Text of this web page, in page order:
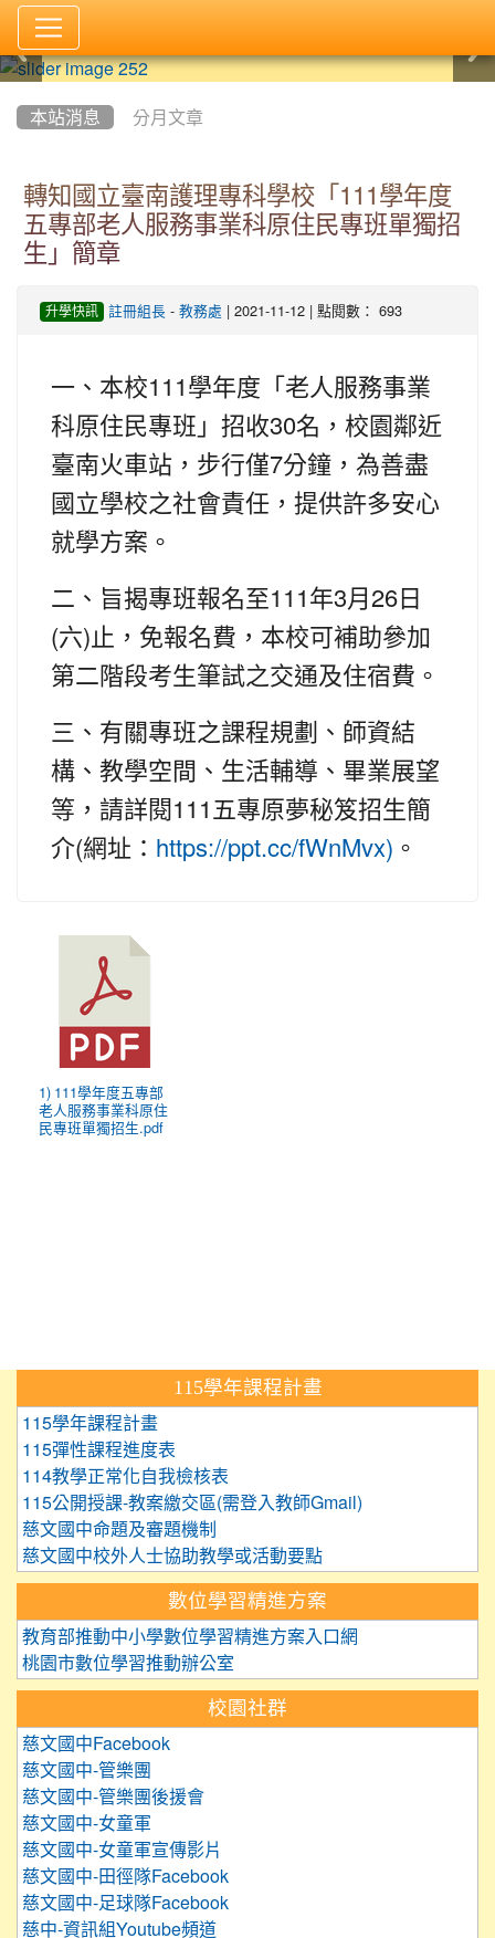
本站消息 分月文章
轉知國立臺南護理專科學校「111學年度
五專部老人服務事業科原住民專班單獨招
生」簡章
升學快訊 註冊組長- 教務處 | 2021-11-12 | 點閱數： 693
一、本校111 學年度「老人服務事業
科原住民專班」招收30名，校園鄰近
臺南火車站，步行僅7分鐘，為善盡
國立學校之社會責任，提供許多安心
就學方案。
二、旨揭專班報名至111 年3月 26 日
(六) 止，免報名費，本校可補助參加
第二階段考生筆試之交通及住宿費。
三、有關專班之課程規劃、師資結
構、教學空間、生活輔導、畢業展望
等，請詳閱 111 五專原夢秘笈招生簡
介(網址： https://ppt.cc/fWnMvx) 。
1) 111學年度五專部
老人服務事業科原住
民專班單獨招生.pdf
115學年課程計畫
115學年課程計畫
115彈性課程進度表
114教學正常化自我檢核表
115公開授課-教案繳交區(需登入教師Gmail)
慈文國中命題及審題機制
慈文國中校外人士協助教學或活動要點
數位學習精進方案
教育部推動中小學數位學習精進方案入口網
桃園市數位學習推動辦公室
校園社群
慈文國中Facebook
慈文國中-管樂團
慈文國中-管樂團後援會
慈文國中-女童軍
慈文國中-女童軍宣傳影片
慈文國中-田徑隊Facebook
慈文國中-足球隊Facebook
慈中-資訊組Youtube頻道